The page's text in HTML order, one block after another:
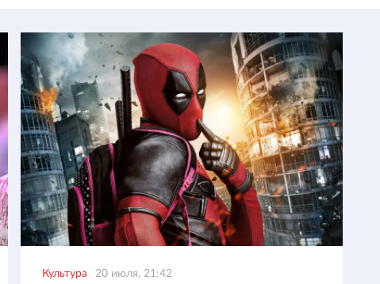
Культура 20 июля, 21:42